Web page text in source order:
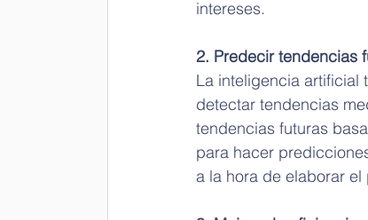
intereses.
2. Predecir tendencias
La inteligencia artificial
detectar tendencias
tendencias futuras
para hacer
a la hora de elaborar